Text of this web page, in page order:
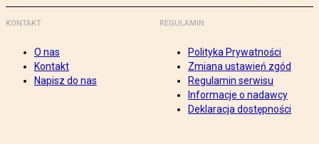
KONTAKT
O nas
Kontakt
Napisz do nas
REGULAMIN
Polityka Prywatności
Zmiana ustawień zgód
Regulamin serwisu
Informacje o nadawcy
Deklaracja dostępności